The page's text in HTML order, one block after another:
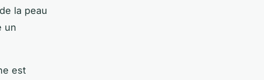
la peau
un
est